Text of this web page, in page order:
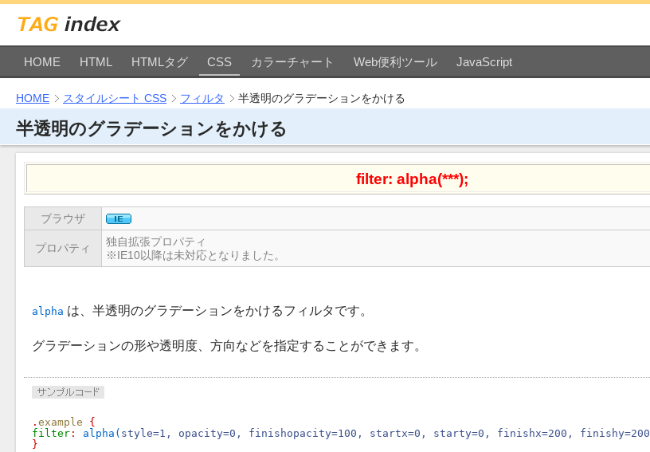
HOME HTML HTMLタグ CSS カラーチャート Web便利ツール JavaScript
HOME スタイルシート CSS フィルタ 半透明のグラデーションをかける
半透明のグラデーションをかける
filter: alpha(***);
ブラウザ
プロパティ
独自拡張プロパティ
IE10以降は未対応となりました。
alpha は、半透明のグラデーションをかけるフィルタです。
グラデーションの形や透明度、方向などを指定することができます。
. example
filter : alpha( style=1, opacity=0, finishopacity=100, startx=0, starty=0, finishx=200, finishy=200
}